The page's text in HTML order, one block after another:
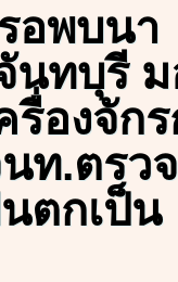
อพบนา
นทบุรี
รื่องจัก
ท.ตรวจ
ตกเป็น